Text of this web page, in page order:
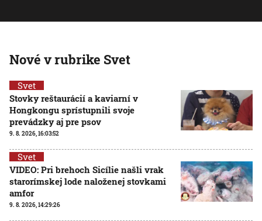
Nové v rubrike Svet
Svet
Stovky reštaurácií a kaviarní v
Hongkongu sprístupnili svoje
prevádzky aj pre psov
9. 8. 2026, 16:03:52
Svet
VIDEO: Pri brehoch Sicílie našli vrak
starorímskej lode naloženej stovkami
amfor
9. 8. 2026, 14:29:26